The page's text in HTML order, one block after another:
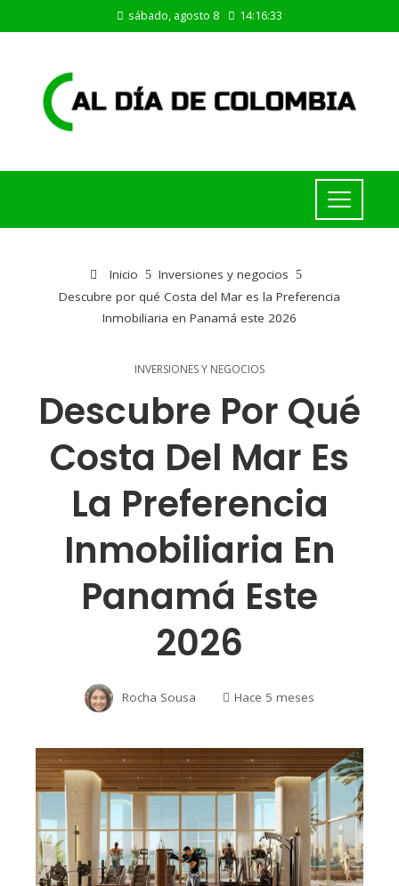
sábado, agosto 8 14:16:33
Inicio
Inversiones y negocios
Descubre por qué Costa del Mar es la Preferencia
Inmobiliaria en Panamá este 2026
INVERSIONES Y NEGOCIOS
Descubre Por Qué
Costa Del Mar Es
La Preferencia
Inmobiliaria En
Panamá Este
2026
Rocha Sousa Hace 5 meses